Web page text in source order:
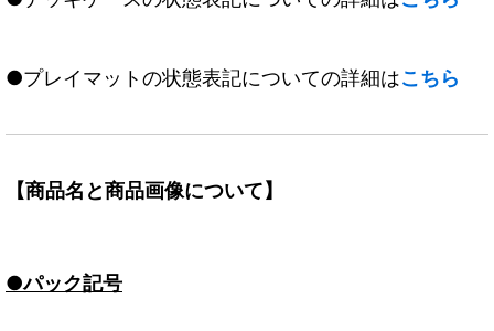
●プレイマットの状態表記についての詳細はこちら
【商品名と商品画像について】
●パック記号